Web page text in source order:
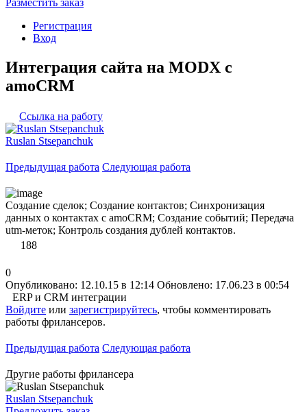
Разместить заказ
Регистрация
Вход
Интеграция сайта на MODX с
amoCRM
Ссылка на работу
Ruslan Stsepanchuk
Предыдущая работа Следующая работа
Создание сделок; Создание контактов; Синхронизация
данных о контактах с amoCRM; Создание событий; Передача
utm-меток; Контроль создания дублей контактов.
188
0
Опубликовано: 12.10.15 в 12:14 Обновлено: 17.06.23 в 00:54
ERP и CRM интеграции
Войдите или зарегистрируйтесь, чтобы комментировать
работы фрилансеров.
Предыдущая работа Следующая работа
Другие работы фрилансера
Ruslan Stsepanchuk